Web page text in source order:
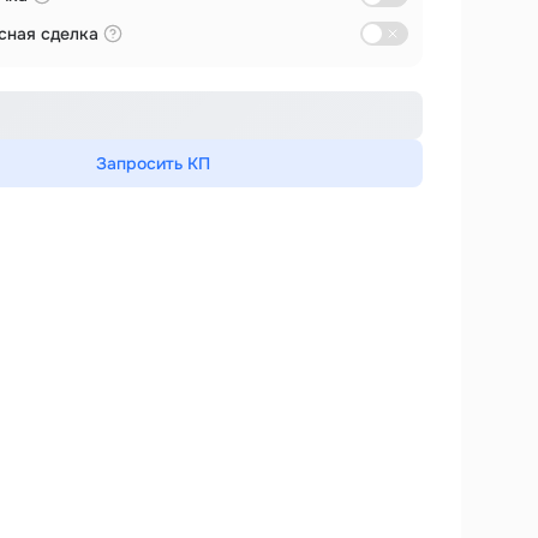
сделка
Запросить КП